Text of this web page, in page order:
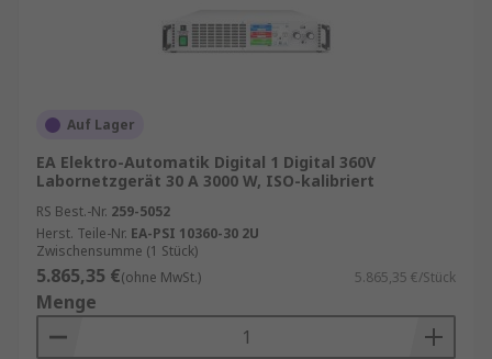
Auf Lager
EA Elektro-Automatik Digital 1 Digital 360V
Labornetzgerät 30 A 3000 W, ISO-kalibriert
RS Best.-Nr. 259-5052
Herst. Teile-Nr. EA-PSI 10360-30 2U
Zwischensumme (1 Stück)
5.865,35 €(ohne MwSt.) 5.865,35 €/Stück
Menge